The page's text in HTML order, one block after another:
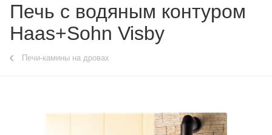
Печь с водяным контуром
Haas+Sohn Visby
Печи-камины на дровах